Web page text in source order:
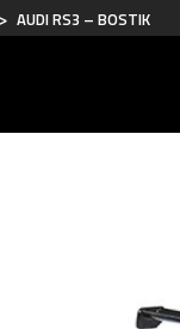
> AUDI RS3 – BOSTIK